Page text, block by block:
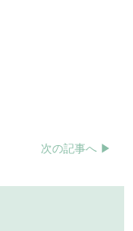
次の記事へ ▶︎